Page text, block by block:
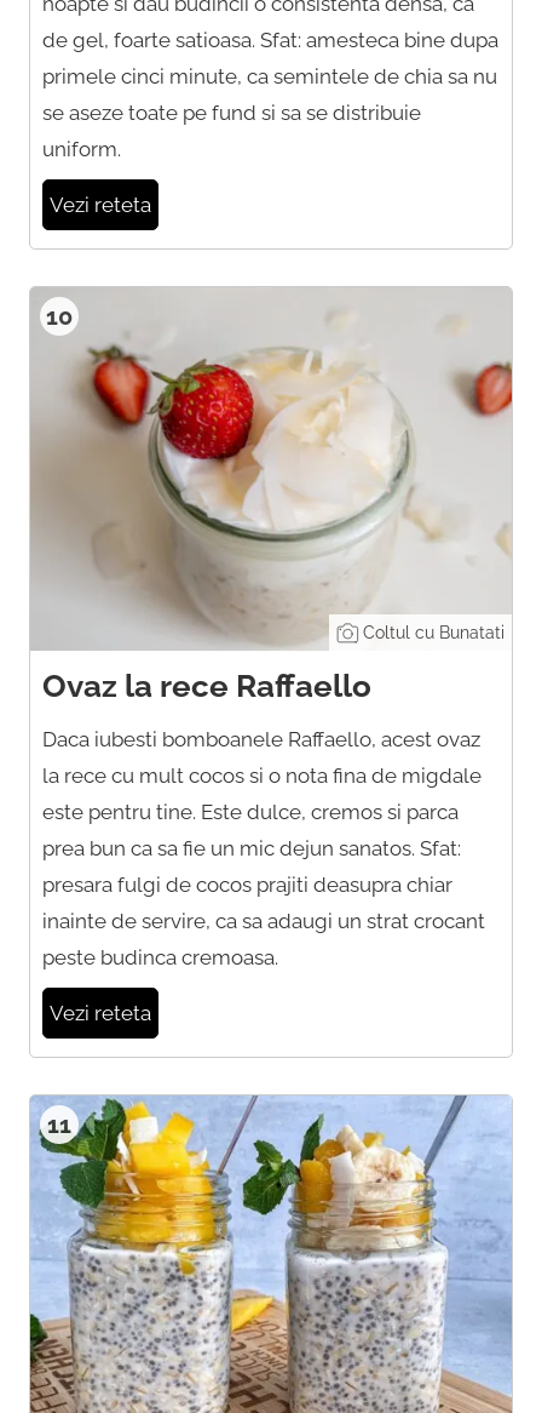
de gel, foarte satioasa. Sfat: amesteca bine dupa
primele cinci minute, ca semintele de chia sa nu
se aseze toate pe fund si sa se distribuie
uniform.
Vezi reteta
10
Coltul cu Bunatati
Ovaz la rece Raffaello
Daca iubesti bomboanele Raffaello, acest ovaz
la rece cu mult cocos si o nota fina de migdale
este pentru tine. Este dulce, cremos si parca
prea bun ca sa fie un mic dejun sanatos. Sfat:
presara fulgi de cocos prajiti deasupra chiar
inainte de servire, ca sa adaugi un strat crocant
peste budinca cremoasa.
Vezi reteta
11